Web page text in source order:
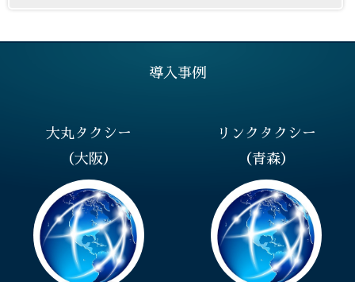
導入事例
大丸タクシー
（大阪）
リンクタクシー
（青森）